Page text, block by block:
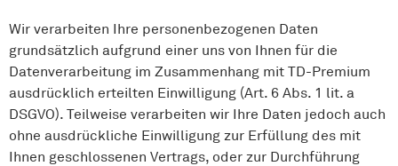
Wir verarbeiten Ihre personenbezogenen Daten
grundsätzlich aufgrund einer uns von Ihnen für die
Datenverarbeitung im Zusammenhang mit TD-Premium
ausdrücklich erteilten Einwilligung (Art. 6 Abs. 1 lit. a
DSGVO). Teilweise verarbeiten wir Ihre Daten jedoch auch
ohne ausdrückliche Einwilligung zur Erfüllung des mit
Ihnen geschlossenen Vertrags, oder zur Durchführung